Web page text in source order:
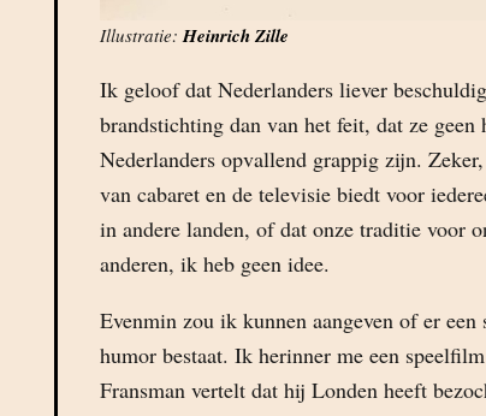
Illustratie:Heinrich Zille
Ik geloof dat Nederlanders liever
brandstichting dan van het feit, dat ze
Nederlanders opvallend grappig zijn.
van cabaret en de televisie biedt voor
in andere landen, of dat onze traditie voor
anderen, ik heb geen idee.
Evenmin zou ik kunnen aangeven of er
humor bestaat. Ik herinner me een
Fransman vertelt dat hij Londen heeft